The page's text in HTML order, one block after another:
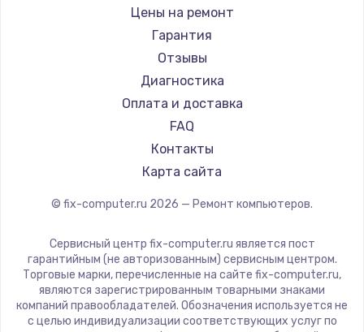
Ремонт разъема питания
1330 руб.
Заказать
Замена видеокарты
2100 руб.
Заказать
Ремонт цепей питания
3000 руб.
Заказать
Замена материнской платы
CHUWI
Цены на ремонт
Гарантия
Отзывы
Диагностика
Оплата и доставка
FAQ
Контакты
Карта сайта
© fix-computer.ru 2026 — Ремонт компьютеров.
Сервисный центр fix-computer.ru является пост
гарантийным (не авторизованным) сервисным центром.
Торговые марки, перечисленные на сайте fix-computer.ru,
являются зарегистрированным товарными знаками
компаний правообладателей. Обозначения используется не
с целью индивидуализации соответствующих услуг по